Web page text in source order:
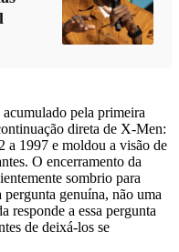
pela primeira
direta de X-Men:
a 1997 e moldou a visão de
O encerramento da
sombrio para
genuína, não uma
responde a essa pergunta
de deixá-los se